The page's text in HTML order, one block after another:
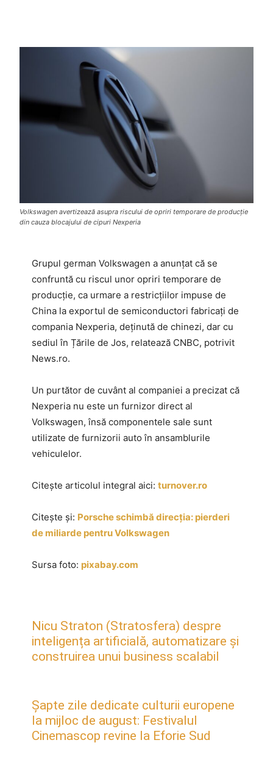
Volkswagen avertizează asupra riscului de opriri temporare de producție
din cauza blocajului de cipuri Nexperia
Grupul german Volkswagen a anunțat că se
confruntă cu riscul unor opriri temporare de
producție, ca urmare a restricțiilor impuse de
China la exportul de semiconductori fabricați de
compania Nexperia, deținută de chinezi, dar cu
sediul în Țările de Jos, relatează CNBC, potrivit
News.ro.
Un purtător de cuvânt al companiei a precizat că
Nexperia nu este un furnizor direct al
Volkswagen, însă componentele sale sunt
utilizate de furnizorii auto în ansamblurile
vehiculelor.
Citește articolul integral aici: turnover.ro
Citește și: Porsche schimbă direcția: pierderi
de miliarde pentru Volkswagen
Sursa foto: pixabay.com
Nicu Straton (Stratosfera) despre
inteligența artificială, automatizare și
construirea unui business scalabil
Șapte zile dedicate culturii europene
la mijloc de august: Festivalul
Cinemascop revine la Eforie Sud